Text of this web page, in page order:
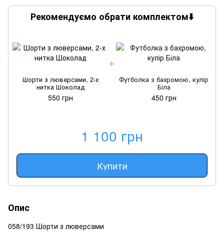
Рекомендуємо обрати комплектом⬇️
Шорти з люверсами, 2-х
нитка Шоколад
550 грн
Футболка з бахромою, кулір
Біла
450 грн
1 100 грн
Купити
Опис
058/193 Шорти з люверсами